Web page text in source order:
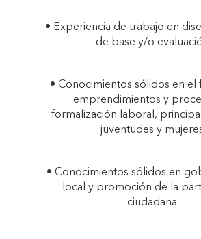
REGIONES
RURALES
NORTE DEL
• Experiencia de trabajo en
de base y/o
• Conocimientos sólidos en el
emprendimientos y
formalización laboral,
juventudes y
• Conocimientos sólidos en
local y promoción de la
ciudadana.